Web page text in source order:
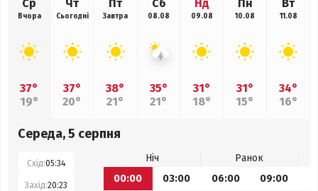
Ср
Вчора
37°
19°
Чт
Сьогодні
37°
20°
Пт
Завтра
38°
21°
Сб
08.08
35°
21°
Нд
09.08
31°
18°
Пн
10.08
31°
15°
Вт
11.08
34°
16°
Середа, 5 серпня
Схід:05:34
Захід:20:23
Ніч
Ранок
00:00
03:00 06:00 09:00